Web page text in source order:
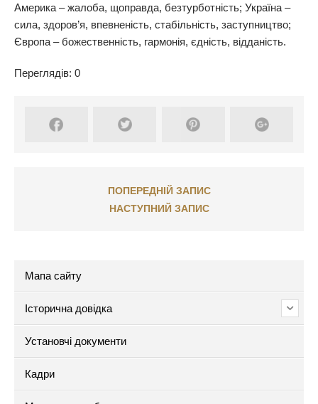
Америка – жалоба, щоправда, безтурботність; Україна –
сила, здоров’я, впевненість, стабільність, заступництво;
Європа – божественність, гармонія, єдність, відданість.
Переглядів: 0
ПОПЕРЕДНІЙ ЗАПИС
НАСТУПНИЙ ЗАПИС
Мапа сайту
Історична довідка
Установчі документи
Кадри